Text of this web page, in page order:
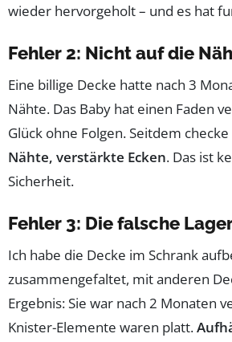
wieder hervorgeholt – und es hat
Fehler 2: Nicht auf die
Eine billige Decke hatte nach 3
Nähte. Das Baby hat einen Faden
Glück ohne Folgen. Seitdem checke
Nähte, verstärkte Ecken. Das ist
Sicherheit.
Fehler 3: Die falsche
Ich habe die Decke im Schrank
zusammengefaltet, mit anderen
Ergebnis: Sie war nach 2 Monaten
Knister-Elemente waren platt.